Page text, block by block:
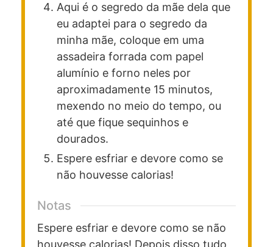
Aqui é o segredo da mãe dela que
eu adaptei para o segredo da
minha mãe, coloque em uma
assadeira forrada com papel
alumínio e forno neles por
aproximadamente 15 minutos,
mexendo no meio do tempo, ou
até que fique sequinhos e
dourados.
Espere esfriar e devore como se
não houvesse calorias!
Notas
Espere esfriar e devore como se não
houvesse calorias! Depois disso tudo